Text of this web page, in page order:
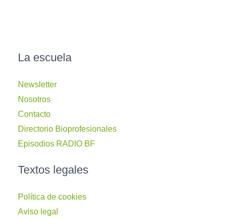
La escuela
Newsletter
Nosotros
Contacto
Directorio Bioprofesionales
Episodios RADIO BF
Textos legales
Política de cookies
Aviso legal